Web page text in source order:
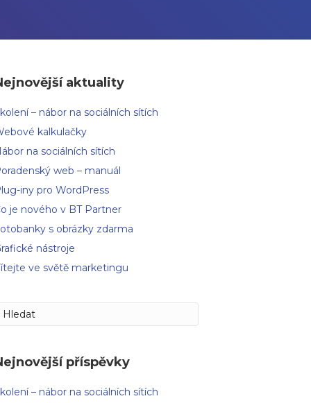
aktuality
– nábor na sociálních sítích
kalkulačky
na sociálních sítích
web – manuál
iny pro WordPress
je nového v BT Partner
s obrázky zdarma
nástroje
ve světě marketingu
příspěvky
– nábor na sociálních sítích